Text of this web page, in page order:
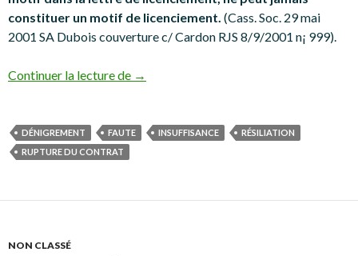
constituer un motif de licenciement. (Cass. Soc. 29 mai
2001 SA Dubois couverture c/ Cardon RJS 8/9/2001 n¡ 999).
Continuer la lecture de La perte de confiance et le licenciement
→
DÉNIGREMENT FAUTE INSUFFISANCE
RÉSILIATION
RUPTURE DU CONTRAT
NON CLASSÉ